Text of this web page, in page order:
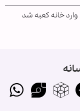
خانه کعبه شد